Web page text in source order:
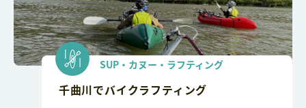
SUP・カヌー・ラフティング
千曲川でバイクラフティング